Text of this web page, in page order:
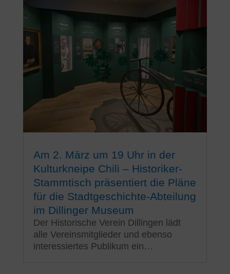
Am 2. März um 19 Uhr in der
Kulturkneipe Chili – Historiker-
Stammtisch präsentiert die Pläne
für die Stadtgeschichte-Abteilung
im Dillinger Museum
Der Historische Verein Dillingen lädt
alle Vereinsmitglieder und ebenso
interessiertes Publikum ein…